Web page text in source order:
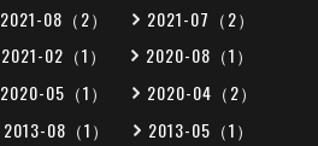
2021-08（2）
2021-07（2）
2021-02（1）
2020-08（1）
2020-05（1）
2020-04（2）
2013-08（1）
2013-05（1）